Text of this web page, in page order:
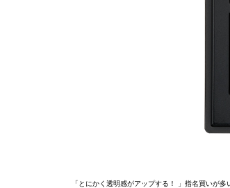
「とにかく透明感がアップする！ 」指名買いが